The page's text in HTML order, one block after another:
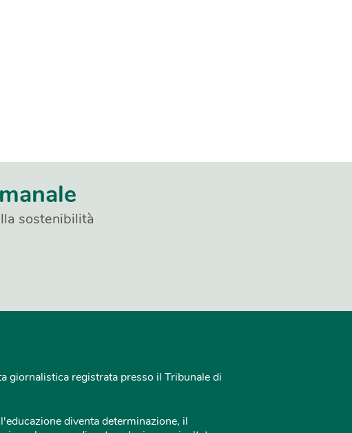
sostenibilità
giornalistica registrata presso il Tribunale di
diventa determinazione, il